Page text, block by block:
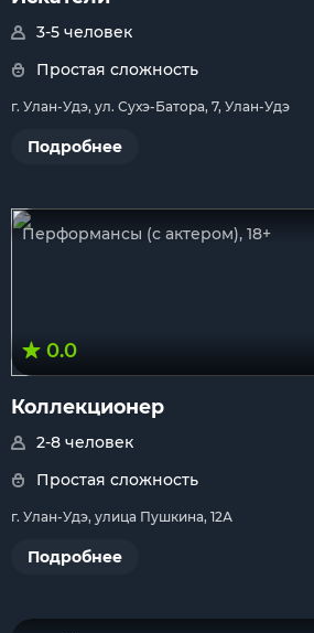
3-5 человек
Простая сложность
г. Улан-Удэ, ул. Сухэ-Батора, 7, Улан-Удэ
Подробнее
Перформансы (с актером), 18+
0.0
Коллекционер
2-8 человек
Простая сложность
г. Улан-Удэ, улица Пушкина, 12А
Подробнее